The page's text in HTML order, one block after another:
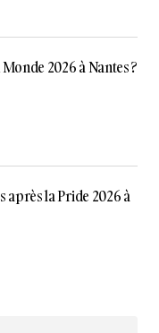
2026 à Nantes ?
après la Pride 2026 à